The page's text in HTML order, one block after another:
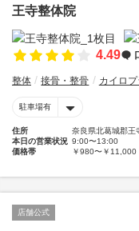
王寺整体院
4.49
整体 接骨・整骨 カイロ
駐車場有
住所
奈良県北葛城郡王
本日の営業状況 9:00〜13:00
価格帯
￥980〜￥11,000
店舗公式